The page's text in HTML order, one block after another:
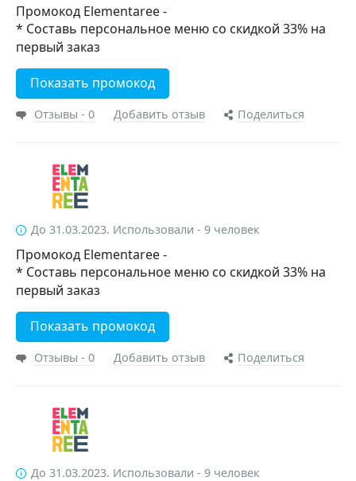
Промокод Elementaree -
* Составь персональное меню со скидкой 33% на
первый заказ
Показать промокод
Отзывы - 0 Добавить отзыв Поделиться
До 31.03.2023. Использовали - 9 человек
Промокод Elementaree -
* Составь персональное меню со скидкой 33% на
первый заказ
Показать промокод
Отзывы - 0 Добавить отзыв Поделиться
До 31.03.2023. Использовали - 9 человек